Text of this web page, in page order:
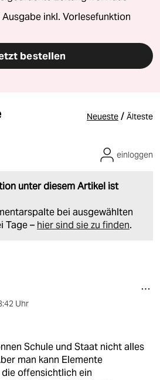
inkl. Vorlesefunktion
bestellen
Neueste / Älteste
unter diesem Artikel ist
bei ausgewählten
Tage – hier sind sie zu finden.
einloggen
Uhr
Schule und Staat nicht alles
man kann Elemente
offensichtlich ein